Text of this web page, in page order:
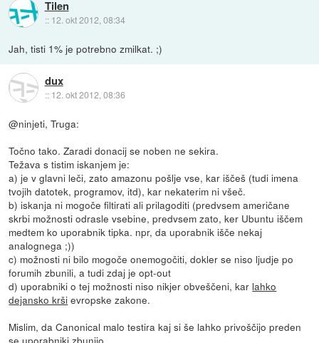
Tilen
:: 12. okt 2012, 08:34
Jah, tisti 1% je potrebno zmilkat. ;)
dux
:: 12. okt 2012, 08:36
@ninjeti, Truga:
Točno tako. Zaradi donacij se noben ne sekira.
Težava s tistim iskanjem je:
a) je v glavni leči, zato amazonu pošlje vse, kar iščeš (tudi imena
tvojih datotek, programov, itd), kar nekaterim ni všeč.
b) iskanja ni mogoče filtirati ali prilagoditi (predvsem američane
skrbi možnosti odrasle vsebine, predvsem zato, ker Ubuntu iščem
medtem ko uporabnik tipka. npr, da uporabnik išče nekaj
analognega ;))
c) možnosti ni bilo mogoče onemogočiti, dokler se niso ljudje po
forumih zbunili, a tudi zdaj je opt-out
d) uporabniki o tej možnosti niso nikjer obveščeni, kar lahko
dejansko krši evropske zakone.
Mislim, da Canonical malo testira kaj si še lahko privoščijo preden
se uporabniki zbunijo.